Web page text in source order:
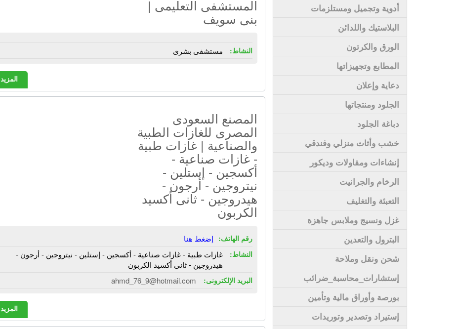
أدوية وتجميل ومستلزمات
البلاستيك واللدائن
الورق والكرتون
المطابع وتجهيزاتها
دعاية وإعلان
الجلود ومنتجاتها
دباغة الجلود
خشب وأثاث منزلي وفندقي
إنشاءات ومقاولات وديكور
الرخام والجرانيت
التعبئة والتغليف
غزل ونسيج وملابس جاهزة
البترول والتعدين
شحن ونقل وملاحة
إستشارات_محاسبة_ضرائب
بورصة وأوراق مالية وتأمين
إستيراد وتصدير وتوريدات
المستشفى التعليمى |
بنى سويف
النشاط: مستشفى بشرى
المزيد
المصنع السعودى
المصرى للغازات الطبية
والصناعية | غازات طبية
- غازات صناعية -
أكسجين - إستلين -
نيتروجين - أرجون -
هيدروجين - ثانى أكسيد
الكربون
رقم الهاتف: إضغط هنا
النشاط:
غازات طبية - غازات صناعية - أكسجين - إستلين - نيتروجين - أرجون -
هيدروجين - ثانى أكسيد الكربون
البريد الإلكترونى: ahmd_76_9@hotmail.com
المزيد